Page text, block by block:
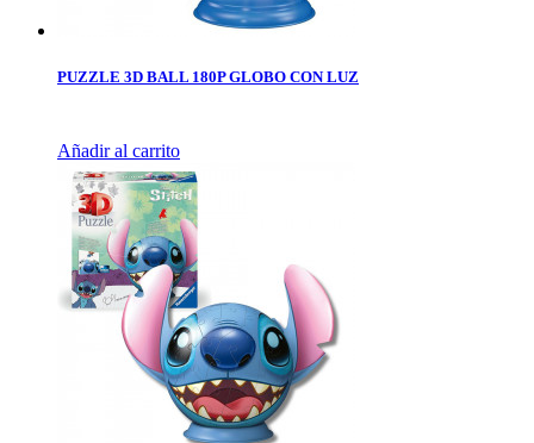
PUZZLE 3D BALL 180P GLOBO CON LUZ
Añadir al carrito